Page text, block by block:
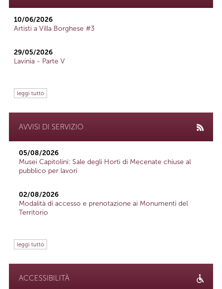
10/06/2026
Artisti a Villa Borghese #3
29/05/2026
Lavinia - Parte V
leggi tutto
AVVISI DI SERVIZIO
05/08/2026
Musei Capitolini: Sale degli Horti di Mecenate chiuse al
pubblico per lavori
02/08/2026
Modalità di accesso e prenotazione ai Monumenti del
Territorio
leggi tutto
ACCESSIBILITÀ